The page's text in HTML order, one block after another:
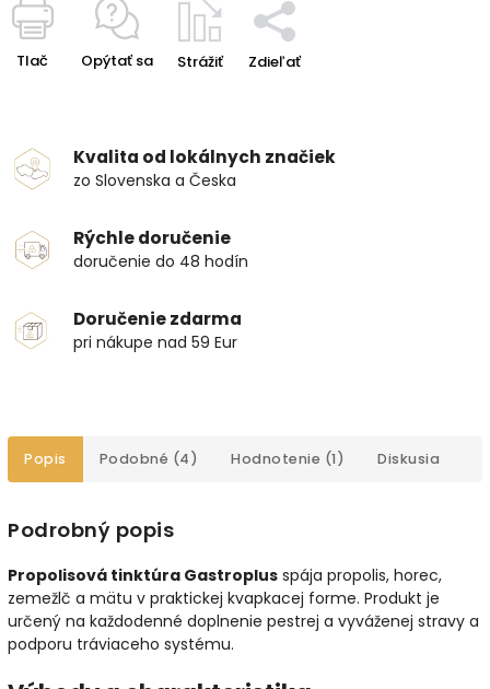
Tlač Opýtať sa Strážiť Zdieľať
Kvalita od lokálnych značiek
zo Slovenska a Česka
Rýchle doručenie
doručenie do 48 hodín
Doručenie zdarma
pri nákupe nad 59 Eur
Popis Podobné (4) Hodnotenie (1) Diskusia
Podrobný popis
Propolisová tinktúra Gastroplus spája propolis, horec,
zemežlč a mätu v praktickej kvapkacej forme. Produkt je
určený na každodenné doplnenie pestrej a vyváženej stravy a
podporu tráviaceho systému.